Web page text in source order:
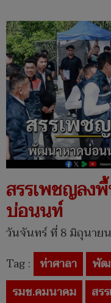
สรรเพชญลง
บ่อนนท์
วันจันทร์ ที่ 8 มิถุนาย
Tag : ท่าศาลา
พัฒ
รมช.คมนาคม
สร